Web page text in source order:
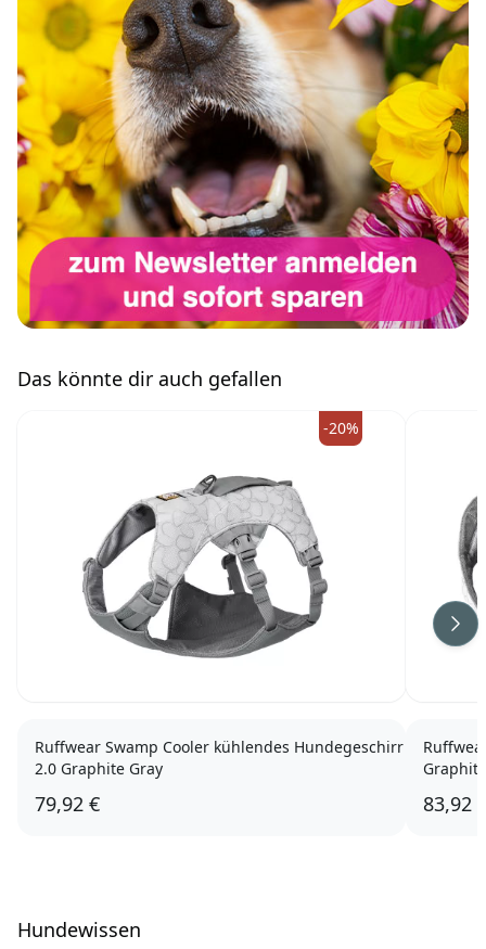
Das könnte dir auch gefallen
-20%
Ruffwear Swamp Cooler kühlendes Hundegeschirr
2.0 Graphite Gray
79,92 € 83,92
Hundewissen